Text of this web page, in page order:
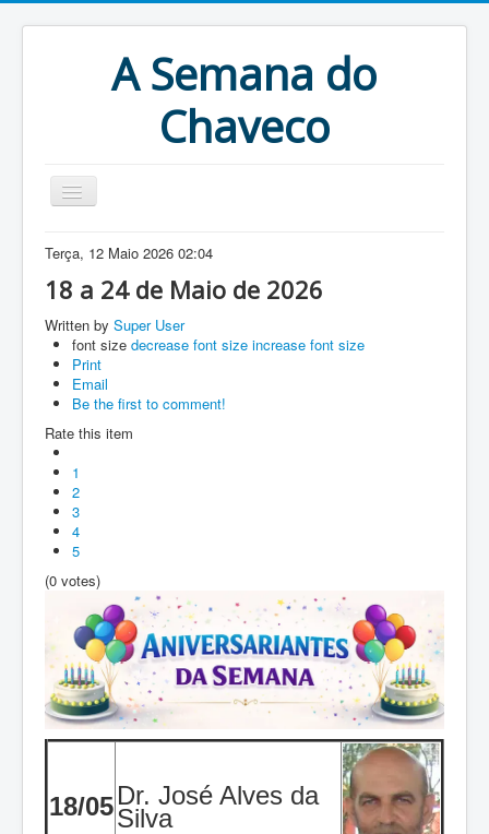
A Semana do
Chaveco
Home
Anteriores
Antigonas
Terça, 12 Maio 2026 02:04
18 a 24 de Maio de 2026
Written by Super User
font size decrease font size increase font size
Print
Email
Be the first to comment!
Rate this item
1
2
3
4
5
(0 votes)
18/05Dr. José Alves da
Silva